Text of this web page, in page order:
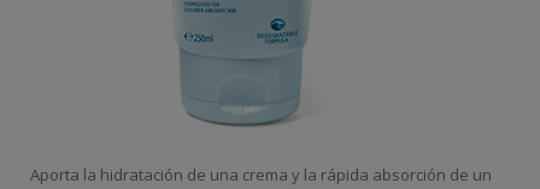
Aporta la hidratación de una crema y la rápida absorción de un